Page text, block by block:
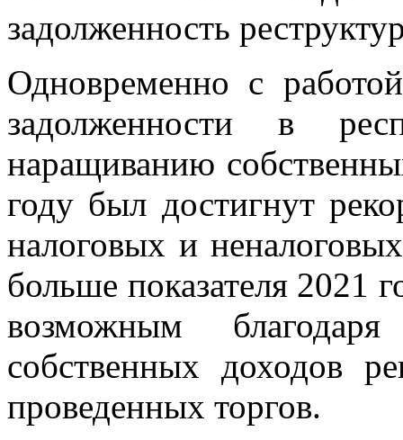
задолженность
Одновременно с
задолженности в
наращиванию
году был достигнут
налоговых и
больше показателя 2021
возможным
собственных доходов
проведенных торгов.